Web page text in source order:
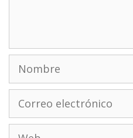
Nombre
electrónico